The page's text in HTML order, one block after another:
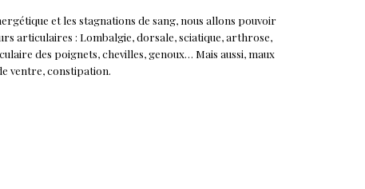
et les stagnations de sang, nous allons pouvoir
articulaires : Lombalgie, dorsale, sciatique, arthrose,
des poignets, chevilles, genoux… Mais aussi, maux
ventre, constipation.